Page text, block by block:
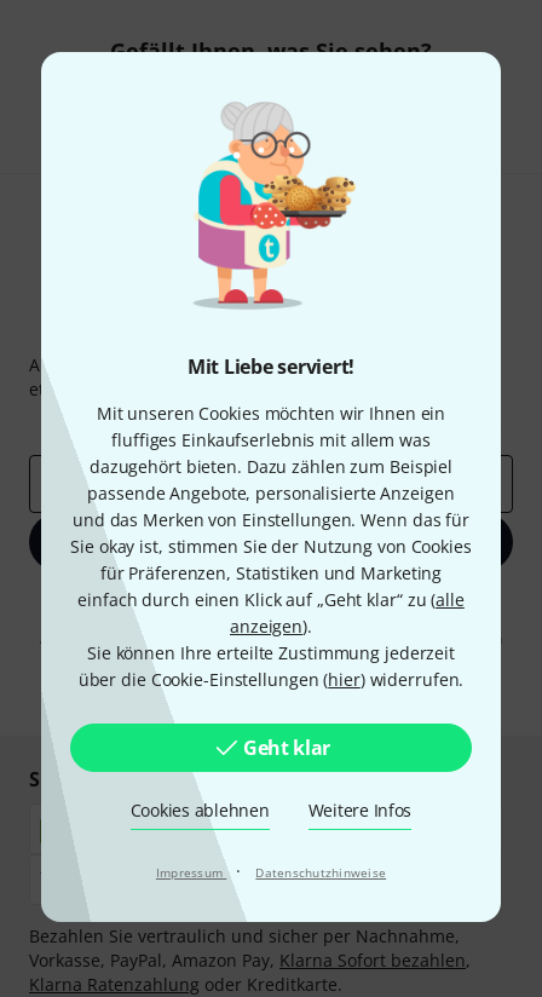
Mit Liebe serviert!
Mit unseren Cookies möchten wir Ihnen ein
fluffiges Einkaufserlebnis mit allem was
dazugehört bieten. Dazu zählen zum Beispiel
passende Angebote, personalisierte Anzeigen
und das Merken von Einstellungen. Wenn das für
Sie okay ist, stimmen Sie der Nutzung von Cookies
für Präferenzen, Statistiken und Marketing
einfach durch einen Klick auf „Geht klar“ zu (alle
anzeigen).
Sie können Ihre erteilte Zustimmung jederzeit
über die Cookie-Einstellungen (hier) widerrufen.
Geht klar
Cookies ablehnen Weitere Infos
Impressum · Datenschutzhinweise
Gefällt Ihnen, was Sie sehen?
Hilfe & Feedback
Abonniere den Thomann Newsletter und gewinne mit
etwas Glück einen von
Inspirierende Beiträge
Deals Thomann Insights
E-Mail-Adresse *
Jetzt anmelden
Mit Klick auf „Jetzt anmelden“ stimmen Sie dem Erhalt von E-Mail-
Werbung und einer Messung des E-Mail-Nutzungsverhaltens zu. Die
Abmeldung ist jederzeit möglich. Weitere Informationen finden Sie in
unserenDatenschutzhinweisen.
* Pflichtfeld
Sicher einkaufen & bezahlen
Bezahlen Sie vertraulich und sicher per Nachnahme,
Vorkasse, PayPal, Amazon Pay, Klarna Sofort bezahlen,
Klarna Ratenzahlung oder Kreditkarte.